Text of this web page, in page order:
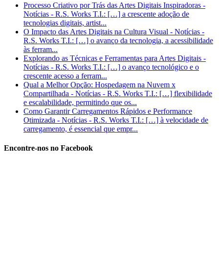
Processo Criativo por Trás das Artes Digitais Inspiradoras -
Notícias - R.S. Works T.I.: […] a crescente adoção de
tecnologias digitais, artist...
O Impacto das Artes Digitais na Cultura Visual - Notícias -
R.S. Works T.I.: […] o avanço da tecnologia, a acessibilidade
às ferram...
Explorando as Técnicas e Ferramentas para Artes Digitais -
Notícias - R.S. Works T.I.: […] o avanço tecnológico e o
crescente acesso a ferram...
Qual a Melhor Opção: Hospedagem na Nuvem x
Compartilhada - Notícias - R.S. Works T.I.: […] flexibilidade
e escalabilidade, permitindo que os...
Como Garantir Carregamentos Rápidos e Performance
Otimizada - Notícias - R.S. Works T.I.: […] à velocidade de
carregamento, é essencial que empr...
Encontre-nos no Facebook